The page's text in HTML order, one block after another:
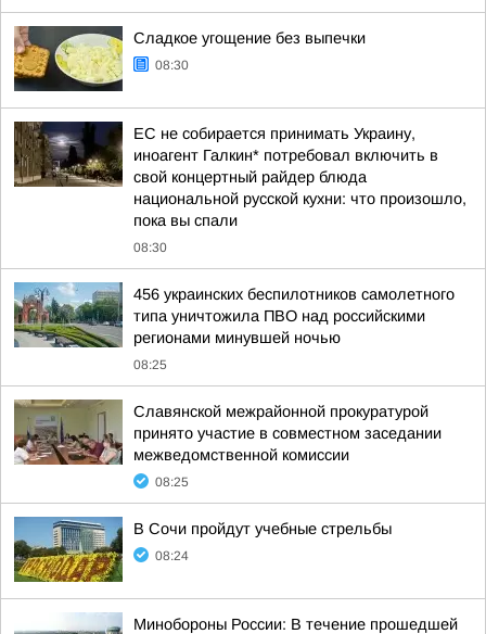
Сладкое угощение без выпечки
08:30
ЕС не собирается принимать Украину,
иноагент Галкин* потребовал включить в
свой концертный райдер блюда
национальной русской кухни: что произошло,
пока вы спали
08:30
456 украинских беспилотников самолетного
типа уничтожила ПВО над российскими
регионами минувшей ночью
08:25
Славянской межрайонной прокуратурой
принято участие в совместном заседании
межведомственной комиссии
08:25
В Сочи пройдут учебные стрельбы
08:24
Минобороны России: В течение прошедшей